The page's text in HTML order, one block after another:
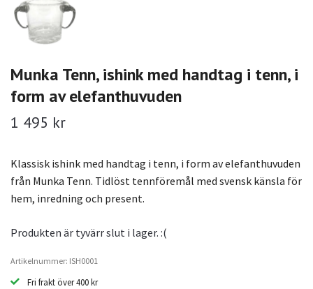
Munka Tenn, ishink med handtag i tenn, i
form av elefanthuvuden
1 495 kr
Klassisk ishink med handtag i tenn, i form av elefanthuvuden
från Munka Tenn. Tidlöst tennföremål med svensk känsla för
hem, inredning och present.
Produkten är tyvärr slut i lager. :(
Artikelnummer: ISH0001
Fri frakt över 400 kr